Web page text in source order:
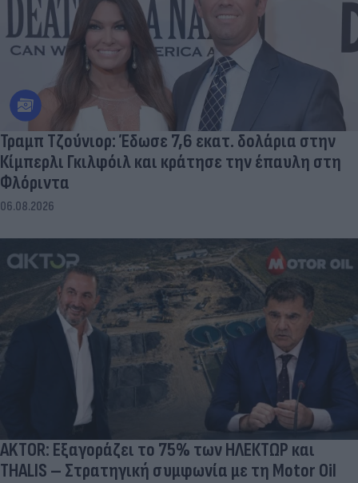
Τραμπ Τζούνιορ: Έδωσε 7,6 εκατ. δολάρια στην
Κίμπερλι Γκιλφόιλ και κράτησε την έπαυλη στη
Φλόριντα
06.08.2026
AKTOR: Εξαγοράζει το 75% των ΗΛΕΚΤΩΡ και
THALIS – Στρατηγική συμφωνία με τη Motor Oil